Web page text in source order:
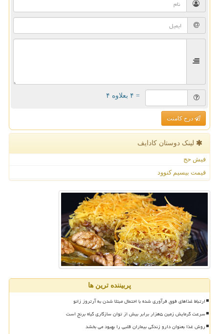
= ۴ بعلاوه ۴
درج کامنت
لینک دوستان كادایف
فیش حج
قیمت بیسیم کنوود
پربیننده ترین ها
ارتباط غذاهای فوق فرآوری شده با احتمال مبتلا شدن به آرتروز زانو
سرعت گرمایش زمین ۵هزار برابر بیش از توان سازگاری گیاه برنج است
روش غذا بعنوان دارو زندگی بیماران قلبی را بهبود می بخشد